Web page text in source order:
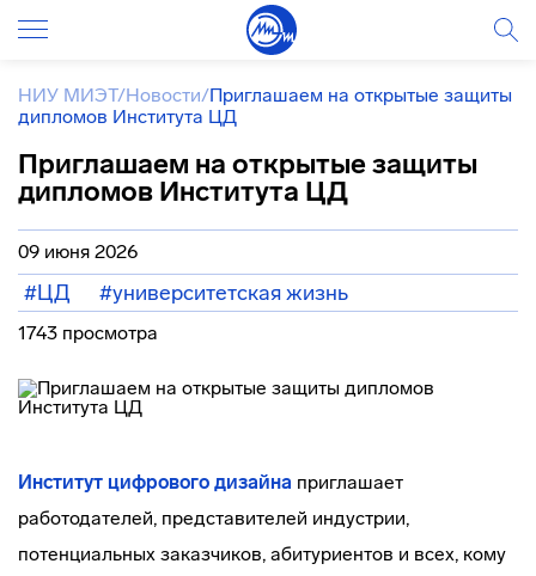
НИУ МИЭТ/Новости/Приглашаем на открытые защиты
дипломов Института ЦД
Приглашаем на открытые защиты
дипломов Института ЦД
09 июня 2026
#ЦД #университетская жизнь
1743 просмотра
Институт цифрового дизайна приглашает
работодателей, представителей индустрии,
потенциальных заказчиков, абитуриентов и всех, кому